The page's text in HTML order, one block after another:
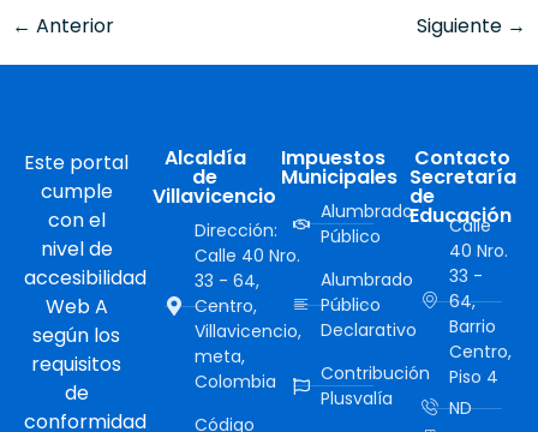
← Anterior Siguiente →
Este portal
cumple
con el
nivel de
accesibilidad
Web A
según los
requisitos
de
conformidad
Alcaldía
de
Villavicencio
Dirección:
Calle 40 Nro.
33 - 64,
Centro,
Villavicencio,
meta,
Colombia
Código
Impuestos
Municipales
Alumbrado
Público
Alumbrado
Público
Declarativo
Contribución
Plusvalía
Contacto
Secretaría
de
Educación
Calle
40 Nro.
33 -
64,
Barrio
Centro,
Piso 4
ND